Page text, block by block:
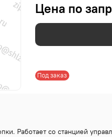
Под заказ
Цена по
Работает со станцией